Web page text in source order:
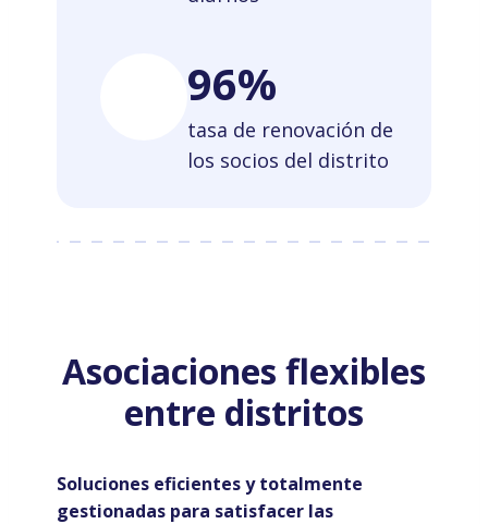
96%
tasa de renovación de
los socios del distrito
Asociaciones flexibles
entre distritos
Soluciones eficientes y totalmente
gestionadas para satisfacer las